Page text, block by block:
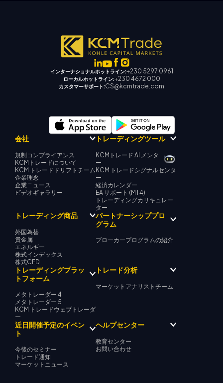
インターナショナルホットライン:+230 5297 0961
ローカルホットライン:+230 4672 000
カスタマーサポート:CS@kcmtrade.com
会社
規制コンプライアンス
KCMトレードについて
KCM トレードドリフトチーム
企業理念
企業ニュース
ビデオギャラリー
トレーディングツール
KCMトレード AI メンタ
ー
KCM トレードシグナルセンタ
ー
経済カレンダー
EA サポート (MT4)
トレーディングカリキュレー
ター
トレーディング商品
外国為替
貴金属
エネルギー
株式インデックス
株式CFD
パートナーシッププロ
グラム
ブローカープログラムの紹介
トレーディングプラッ
トフォーム
メタトレーダー 4
メタトレーダー 5
KCM トレードウェブトレーダ
ー
トレード分析
マーケットアナリストチーム
近日開催予定のイベン
ト
今後のセミナー
トレード通知
マーケットニュース
ヘルプセンター
教育センター
お問い合わせ